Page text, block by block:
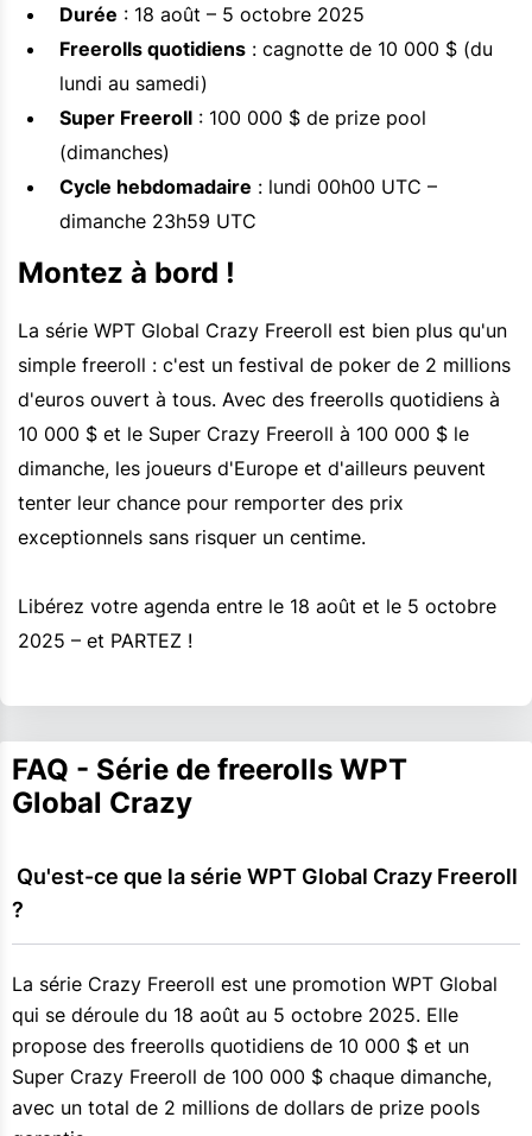
Durée : 18 août – 5 octobre 2025
Freerolls quotidiens : cagnotte de 10 000 $ (du
lundi au samedi)
Super Freeroll : 100 000 $ de prize pool
(dimanches)
Cycle hebdomadaire : lundi 00h00 UTC –
dimanche 23h59 UTC
Montez à bord !
La série WPT Global Crazy Freeroll est bien plus qu'un
simple freeroll : c'est un festival de poker de 2 millions
d'euros ouvert à tous. Avec des freerolls quotidiens à
10 000 $ et le Super Crazy Freeroll à 100 000 $ le
dimanche, les joueurs d'Europe et d'ailleurs peuvent
tenter leur chance pour remporter des prix
exceptionnels sans risquer un centime.
Libérez votre agenda entre le 18 août et le 5 octobre
2025 – et PARTEZ !
FAQ - Série de freerolls WPT
Global Crazy
?
La série Crazy Freeroll est une promotion WPT Global
qui se déroule du 18 août au 5 octobre 2025. Elle
propose des freerolls quotidiens de 10 000 $ et un
Super Crazy Freeroll de 100 000 $ chaque dimanche,
avec un total de 2 millions de dollars de prize pools